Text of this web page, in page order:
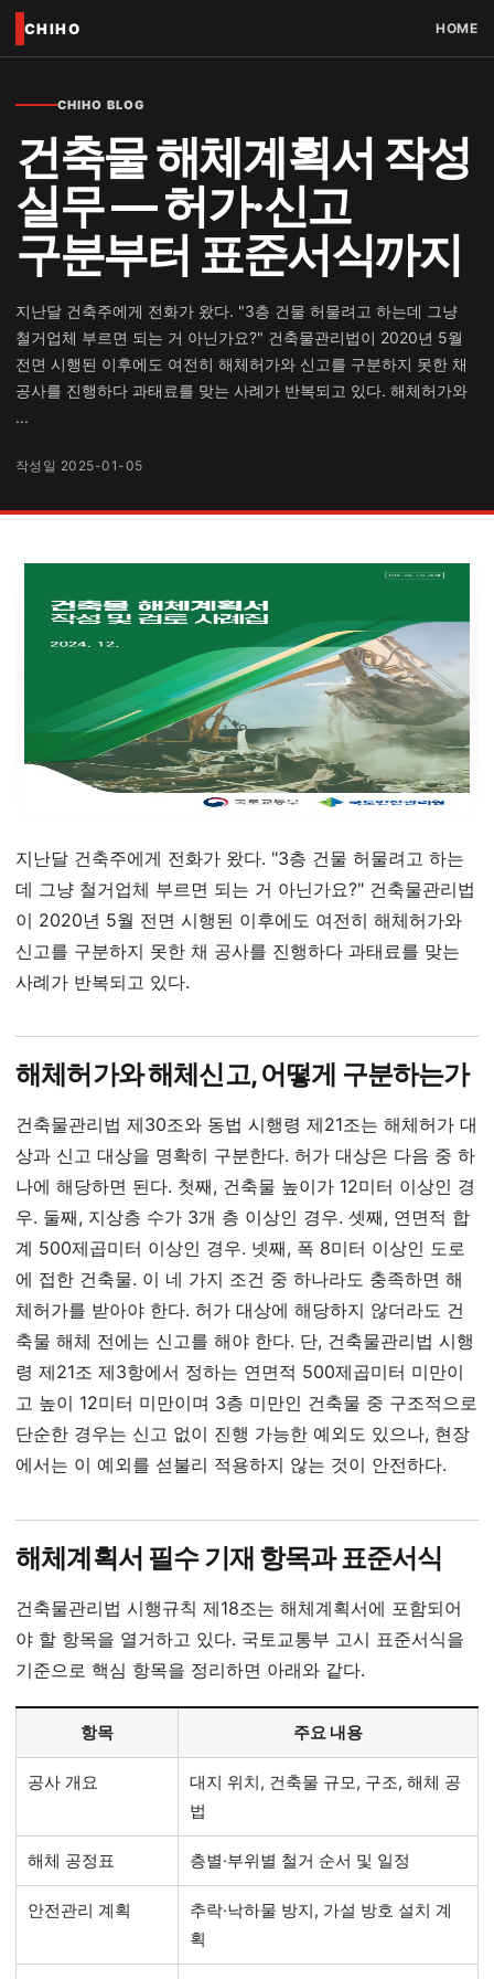
CHIHO HOME
CHIHO BLOG
건축물 해체계획서 작성
실무 — 허가·신고
구분부터 표준서식까지
지난달 건축주에게 전화가 왔다. "3층 건물 허물려고 하는데 그냥
철거업체 부르면 되는 거 아닌가요?" 건축물관리법이 2020년 5월
전면 시행된 이후에도 여전히 해체허가와 신고를 구분하지 못한 채
공사를 진행하다 과태료를 맞는 사례가 반복되고 있다. 해체허가와
...
작성일 2025-01-05
지난달 건축주에게 전화가 왔다. "3층 건물 허물려고 하는
데 그냥 철거업체 부르면 되는 거 아닌가요?" 건축물관리법
이 2020년 5월 전면 시행된 이후에도 여전히 해체허가와
신고를 구분하지 못한 채 공사를 진행하다 과태료를 맞는
사례가 반복되고 있다.
해체허가와 해체신고, 어떻게 구분하는가
건축물관리법 제30조와 동법 시행령 제21조는 해체허가 대
상과 신고 대상을 명확히 구분한다. 허가 대상은 다음 중 하
나에 해당하면 된다. 첫째, 건축물 높이가 12미터 이상인 경
우. 둘째, 지상층 수가 3개 층 이상인 경우. 셋째, 연면적 합
계 500제곱미터 이상인 경우. 넷째, 폭 8미터 이상인 도로
에 접한 건축물. 이 네 가지 조건 중 하나라도 충족하면 해
체허가를 받아야 한다. 허가 대상에 해당하지 않더라도 건
축물 해체 전에는 신고를 해야 한다. 단, 건축물관리법 시행
령 제21조 제3항에서 정하는 연면적 500제곱미터 미만이
고 높이 12미터 미만이며 3층 미만인 건축물 중 구조적으로
단순한 경우는 신고 없이 진행 가능한 예외도 있으나, 현장
에서는 이 예외를 섣불리 적용하지 않는 것이 안전하다.
해체계획서 필수 기재 항목과 표준서식
건축물관리법 시행규칙 제18조는 해체계획서에 포함되어
야 할 항목을 열거하고 있다. 국토교통부 고시 표준서식을
기준으로 핵심 항목을 정리하면 아래와 같다.
항목 주요 내용
공사 개요
대지 위치, 건축물 규모, 구조, 해체 공
법
해체 공정표 층별·부위별 철거 순서 및 일정
안전관리 계획
추락·낙하물 방지, 가설 방호 설치 계
획